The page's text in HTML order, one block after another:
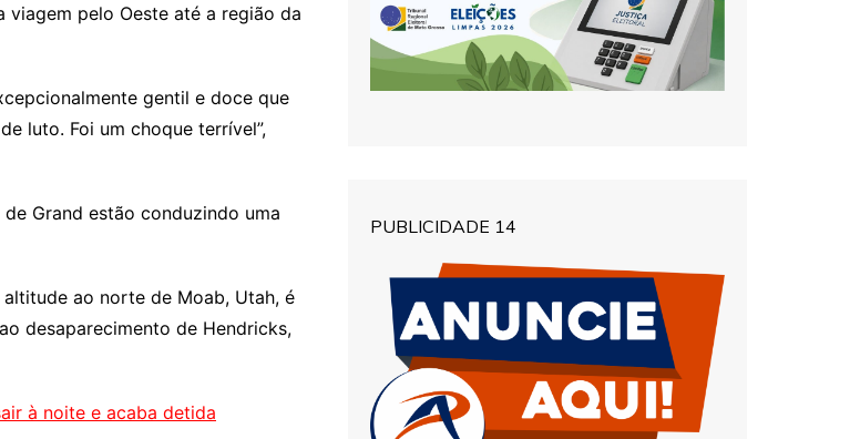
viagem pelo Oeste até a região da
gentil e doce que
luto. Foi um choque terrível”,
Grand estão conduzindo uma
ao norte de Moab, Utah, é
desaparecimento de Hendricks,
à noite e acaba detida
PUBLICIDADE 14